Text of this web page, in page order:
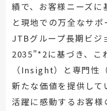
績で、お客様ニーズに
と現地での万全なサポ
JTBグループ長期ビ
2035"*2に基づき、こ
（Insight）と専門性
新たな価値を提供して
活躍に感動するお客